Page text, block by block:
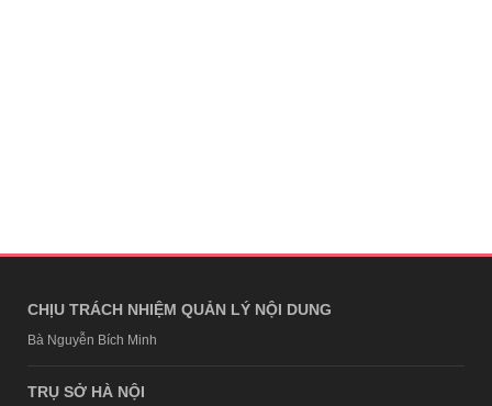
CHỊU TRÁCH NHIỆM QUẢN LÝ NỘI DUNG
Bà Nguyễn Bích Minh
TRỤ SỞ HÀ NỘI